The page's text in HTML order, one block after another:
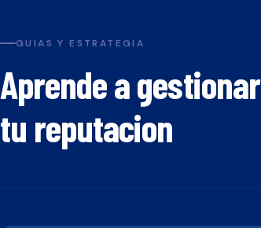
GUIAS Y ESTRATEGIA
Aprende a gestionar
tu reputacion